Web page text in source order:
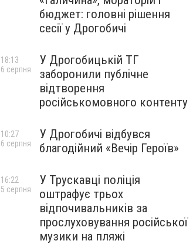
бюджет: головні рішення
сесії у Дрогобичі
У Дрогобицькій ТГ
заборонили публічне
відтворення
російськомовного контенту
18:13
6 серпня
У Дрогобичі відбувся
благодійний «Вечір Героїв»
10:27
6 серпня
У Трускавці поліція
оштрафує трьох
відпочивальників за
прослуховування російської
музики на пляжі
16:22
5 серпня